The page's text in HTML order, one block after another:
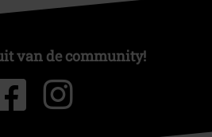
van de community!